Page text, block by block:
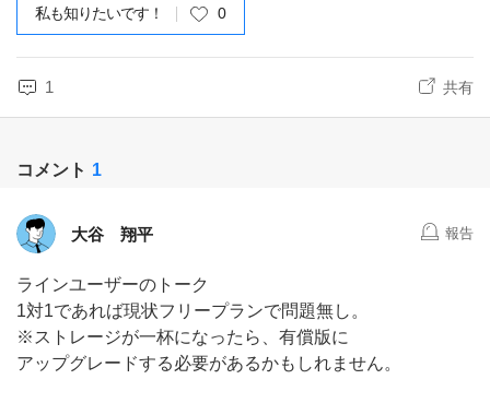
私も知りたいです！ 0
1 共有
コメント 1
大谷 翔平 報告
ラインユーザーのトーク
1対1であれば現状フリープランで問題無し。
※ストレージが一杯になったら、有償版に
アップグレードする必要があるかもしれません。